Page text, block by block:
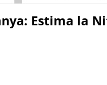
Estima la